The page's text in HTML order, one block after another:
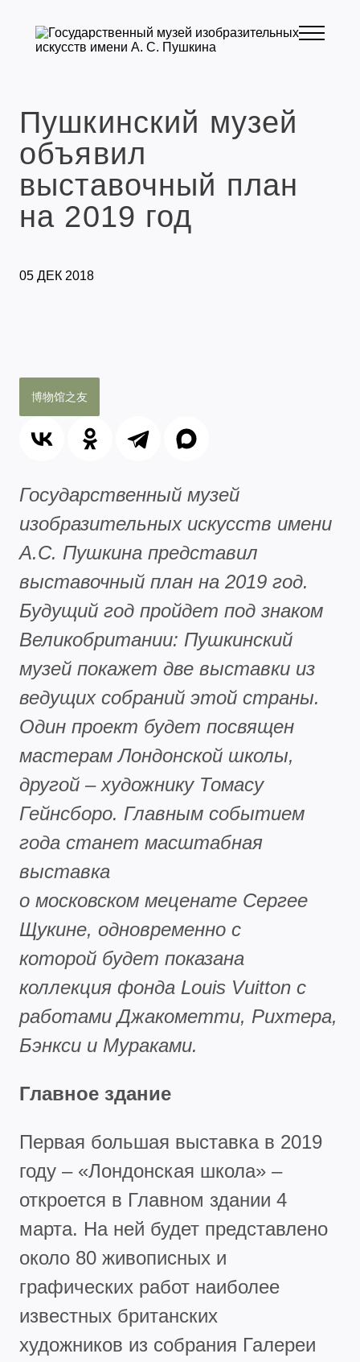
Пушкинский музей
объявил
выставочный план
на 2019 год
05 ДЕК 2018
博物馆之友
Государственный музей
изобразительных искусств имени
А.С. Пушкина представил
выставочный план на 2019 год.
Будущий год пройдет под знаком
Великобритании: Пушкинский
музей покажет две выставки из
ведущих собраний этой страны.
Один проект будет посвящен
мастерам Лондонской школы,
другой – художнику Томасу
Гейнсборо. Главным событием
года станет масштабная
выставка
о московском меценате Сергее
Щукине, одновременно с
которой будет показана
коллекция фонда Louis Vuitton с
работами Джакометти, Рихтера,
Бэнкси и Мураками.
Главное здание
Первая большая выставка в 2019
году – «Лондонская школа» –
откроется в Главном здании 4
марта. На ней будет представлено
около 80 живописных и
графических работ наиболее
известных британских
художников из собрания Галереи